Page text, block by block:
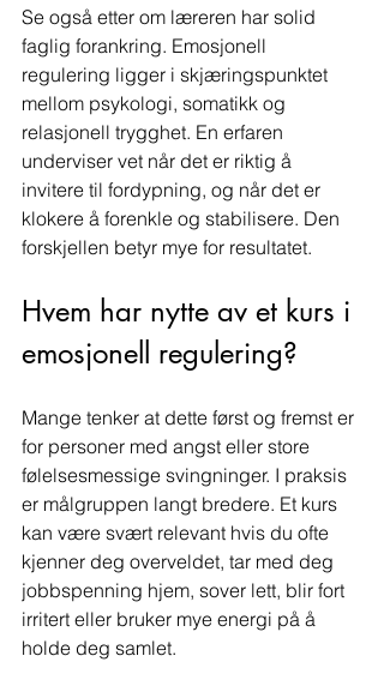
Se også etter om læreren har solid
faglig forankring. Emosjonell
regulering ligger i skjæringspunktet
mellom psykologi, somatikk og
relasjonell trygghet. En erfaren
underviser vet når det er riktig å
invitere til fordypning, og når det er
klokere å forenkle og stabilisere. Den
forskjellen betyr mye for resultatet.
Hvem har nytte av et kurs i
emosjonell regulering?
Mange tenker at dette først og fremst er
for personer med angst eller store
følelsesmessige svingninger. I praksis
er målgruppen langt bredere. Et kurs
kan være svært relevant hvis du ofte
kjenner deg overveldet, tar med deg
jobbspenning hjem, sover lett, blir fort
irritert eller bruker mye energi på å
holde deg samlet.